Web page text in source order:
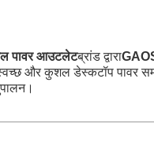
पावर आउटलेटब्रांड द्वारा
और कुशल डेस्कटॉप पावर